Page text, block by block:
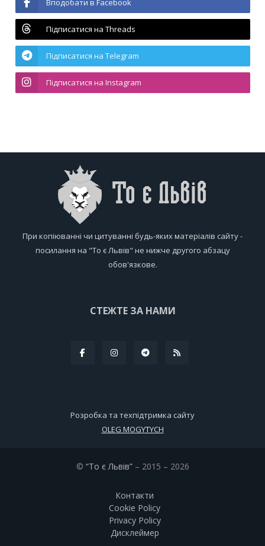
Вподобати в Facebook
Підписатися на Threads
Підписатися на Telegram
Підписатися на Instagram
При копіюванні чи цитуванні будь-яких матеріалів сайту -
посилання на "То є Львів" не нижче другого абзацу
обов'язкове.
СТЕЖТЕ ЗА НАМИ
Розробка та техпідтримка сайту
OLEG MOGYTYCH
© “То є Львів”– 2015 – 2026
Контакти
Cookie Policy
Privacy Policy
Дисклеймер